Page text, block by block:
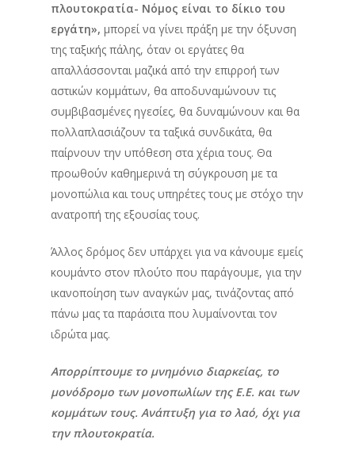
πλουτοκρατία- Νόμος είναι το δίκιο του
εργάτη»,μπορεί να γίνει πράξη με την όξυνση
της ταξικής πάλης, όταν οι εργάτες θα
απαλλάσσονται μαζικά από την επιρροή των
αστικών κομμάτων, θα αποδυναμώνουν τις
συμβιβασμένες ηγεσίες, θα δυναμώνουν και θα
πολλαπλασιάζουν τα ταξικά συνδικάτα, θα
παίρνουν την υπόθεση στα χέρια τους. Θα
προωθούν καθημερινά τη σύγκρουση με τα
μονοπώλια και τους υπηρέτες τους με στόχο την
ανατροπή της εξουσίας τους.
Άλλος δρόμος δεν υπάρχει για να κάνουμε εμείς
κουμάντο στον πλούτο που παράγουμε, για την
ικανοποίηση των αναγκών μας, τινάζοντας από
πάνω μας τα παράσιτα που λυμαίνονται τον
ιδρώτα μας.
Απορρίπτουμε το μνημόνιο διαρκείας, το
μονόδρομο των μονοπωλίων της Ε.Ε. και των
κομμάτων τους. Ανάπτυξη για το λαό, όχι για
την πλουτοκρατία.